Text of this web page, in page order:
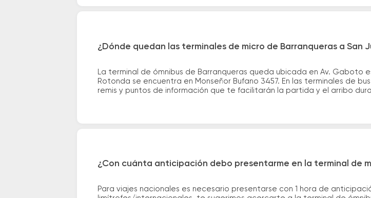
¿Dónde quedan las terminales de micro de Barranqueras a San
La terminal de ómnibus de Barranqueras queda ubicada en Av.
Rotonda se encuentra en Monseñor Bufano 3457. En las terminales de
remis y puntos de información que te facilitarán la partida y el arribo
¿Con cuánta anticipación debo presentarme en la terminal de
Para viajes nacionales es necesario presentarse con 1 hora de